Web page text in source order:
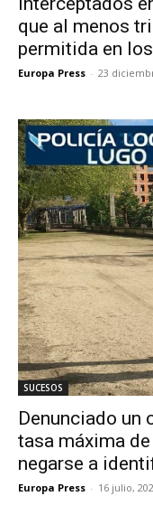
que al menos
permitida en
Europa Press - 23
SUCESOS
Denunciado un
tasa máxima
negarse a
Europa Press - 16 julio,